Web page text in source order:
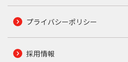
プライバシーポリシー
採用情報